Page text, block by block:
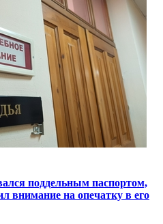
поддельным паспортом,
внимание на опечатку в его